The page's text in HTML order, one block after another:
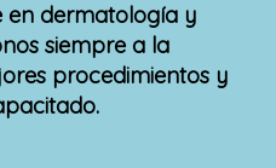
en dermatología y
siempre a la
procedimientos y